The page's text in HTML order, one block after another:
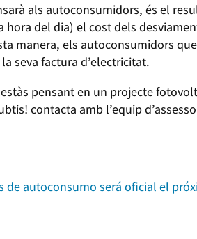
als autoconsumidors, és el
del dia) el cost dels
manera, els autoconsumidors
seva factura d’electricitat.
pensant en un projecte
contacta amb l’equip
de autoconsumo será oficial el